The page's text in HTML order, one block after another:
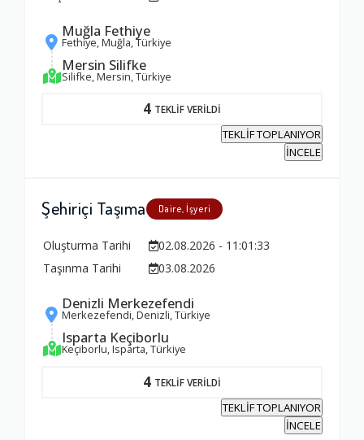
Muğla Fethiye
Fethiye, Muğla, Türkiye
Mersin Silifke
Silifke, Mersin, Türkiye
4 TEKLİF VERİLDİ
TEKLİF TOPLANIYOR
İNCELE
Şehiriçi Taşıma Daire, İşyeri
Oluşturma Tarihi
02.08.2026 - 11:01:33
Taşınma Tarihi
03.08.2026
Denizli Merkezefendi
Merkezefendi, Denizli, Türkiye
Isparta Keçiborlu
Keçiborlu, Isparta, Türkiye
4 TEKLİF VERİLDİ
TEKLİF TOPLANIYOR
İNCELE